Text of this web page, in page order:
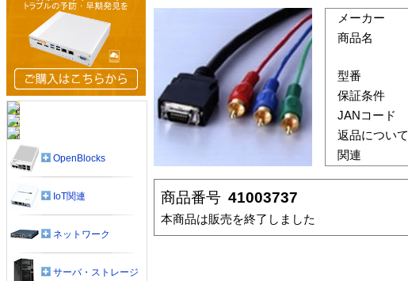
メーカー
商品名
型番
保証条件
JANコード
返品について
関連
商品番号 41003737
本商品は販売を終了しました
OpenBlocks
IoT関連
ネットワーク
サーバ・ストレージ